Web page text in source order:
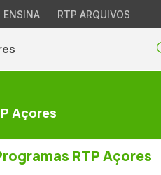
ENSINA RTP ARQUIVOS
Açores
RTP Açores